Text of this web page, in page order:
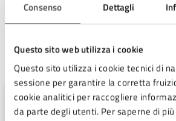
Consenso Dettagli
Questo sito web utilizza i cookie
Questo sito utilizza i cookie tecnici di
sessione per garantire la corretta
cookie analitici per raccogliere
da parte degli utenti. Per saperne di
cinema”.
A cura di
Ufficio Stampa